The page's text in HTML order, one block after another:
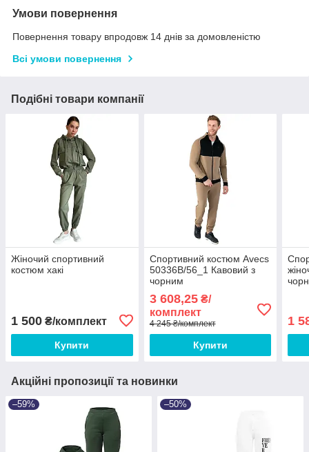
Умови повернення
Повернення товару впродовж 14 днів за домовленістю
Всі умови повернення
Подібні товари компанії
Жіночий спортивний
костюм хакі
1 500 ₴/комплект
Купити
Спортивний костюм Avecs
50336B/56_1 Кавовий з
чорним
3 608,25₴/
комплект
4 245 ₴/комплект
Купити
1
Акційні пропозиції та новинки
–59% –50%